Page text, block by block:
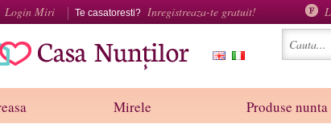
Login Miri Te casatoresti? Inregistreaza-te gratuit!
Mirele Produse nunta